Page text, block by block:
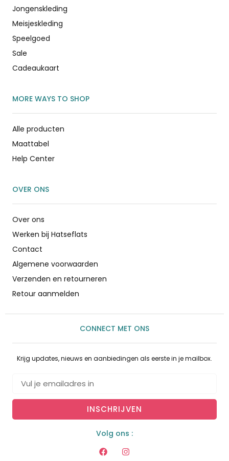
Jongenskleding
Meisjeskleding
Speelgoed
Sale
Cadeaukaart
MORE WAYS TO SHOP
Alle producten
Maattabel
Help Center
OVER ONS
Over ons
Werken bij Hatseflats
Contact
Algemene voorwaarden
Verzenden en retourneren
Retour aanmelden
CONNECT MET ONS
Krijg updates, nieuws en aanbiedingen als eerste in je mailbox.
INSCHRIJVEN
Volg ons :